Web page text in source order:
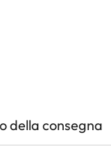
della consegna